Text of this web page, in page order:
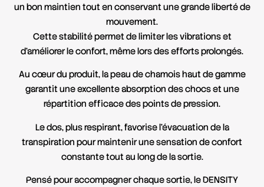
un bon maintien tout en conservant une grande liberté de
mouvement.
Cette stabilité permet de limiter les vibrations et
d’améliorer le confort, même lors des efforts prolongés.
Au cœur du produit, la peau de chamois haut de gamme
garantit une excellente absorption des chocs et une
répartition efficace des points de pression.
Le dos, plus respirant, favorise l’évacuation de la
transpiration pour maintenir une sensation de confort
constante tout au long de la sortie.
Pensé pour accompagner chaque sortie, leDENSITY